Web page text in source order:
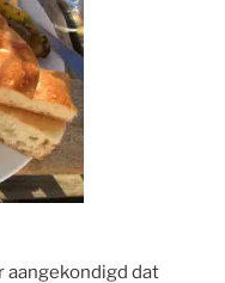
aangekondigd dat